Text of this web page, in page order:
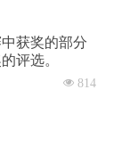
获奖的部分
评选。
넶 814